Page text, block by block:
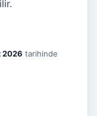
2026 tarihinde